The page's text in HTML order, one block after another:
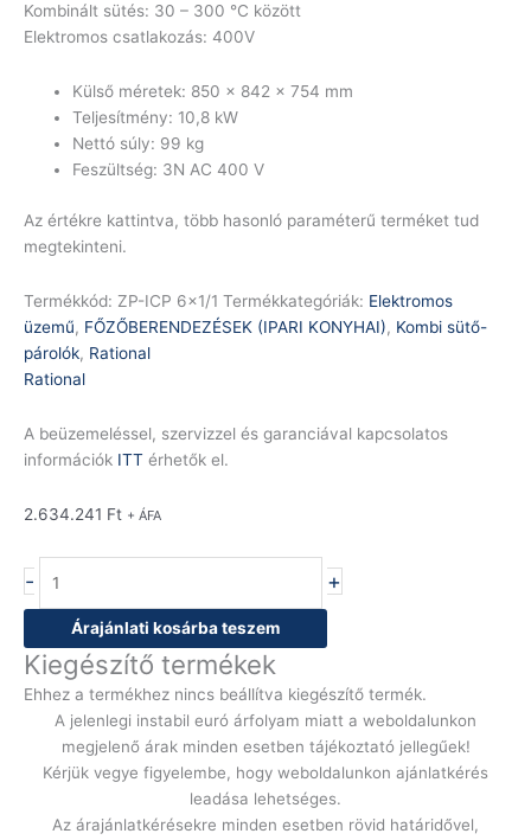
Kombinált sütés: 30 – 300 °C között
Elektromos csatlakozás: 400V
Külső méretek: 850 x 842 x 754 mm
Teljesítmény: 10,8 kW
Nettó súly: 99 kg
Feszültség: 3N AC 400 V
Az értékre kattintva, több hasonló paraméterű terméket tud
megtekinteni.
Termékkód: ZP-ICP 6x1/1 Termékkategóriák: Elektromos
üzemű, FŐZŐBERENDEZÉSEK (IPARI KONYHAI), Kombi sütő-
párolók, Rational
Rational
A beüzemeléssel, szervizzel és garanciával kapcsolatos
információk ITT érhetők el.
2.634.241 Ft + ÁFA
- +
Árajánlati kosárba teszem
Kiegészítő termékek
Ehhez a termékhez nincs beállítva kiegészítő termék.
A jelenlegi instabil euró árfolyam miatt a weboldalunkon
megjelenő árak minden esetben tájékoztató jellegűek!
Kérjük vegye figyelembe, hogy weboldalunkon ajánlatkérés
leadása lehetséges.
Az árajánlatkérésekre minden esetben rövid határidővel,